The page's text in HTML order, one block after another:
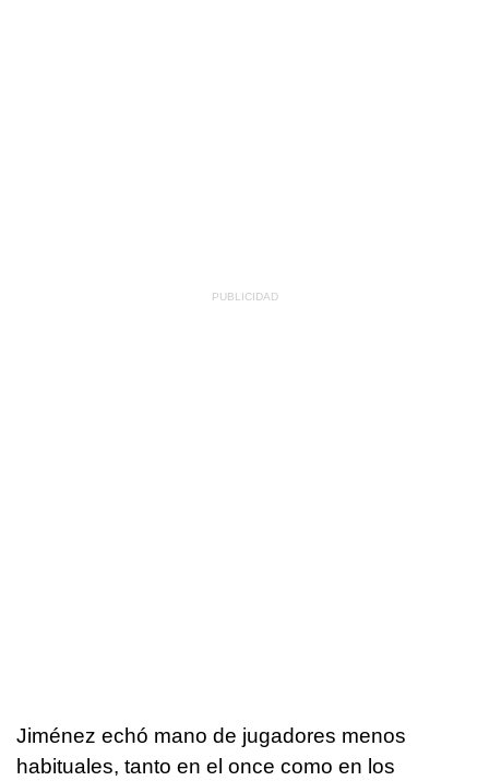
Jiménez echó mano de jugadores menos
habituales, tanto en el once como en los